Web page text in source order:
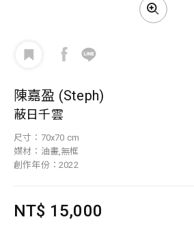
陳嘉盈 (Steph)
蔽日千雲
尺寸：70x70 cm
媒材：油畫,無框
創作年份：2022
NT$ 15,000